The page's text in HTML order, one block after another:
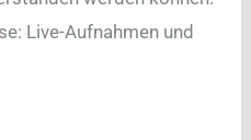
Live-Aufnahmen und